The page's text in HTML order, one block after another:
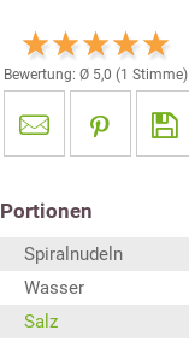
Bewertung: Ø 5,0 (1 Stimme)
Portionen
Spiralnudeln
Wasser
Salz